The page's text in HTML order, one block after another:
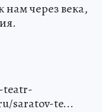
через века,
teatr-
saratov-te...